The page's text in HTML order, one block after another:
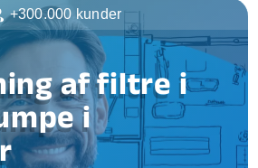
af filtre i
i
+300.000 kunder